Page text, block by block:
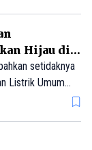
Hijau di
setidaknya
Listrik Umum